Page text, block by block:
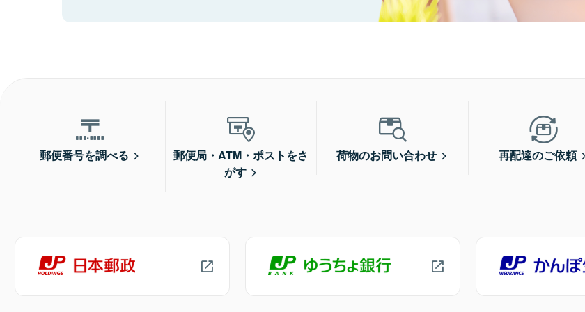
郵便番号を調べる
郵便局・ATM・ポストをさ
がす
荷物のお問い合わせ 再配達のご依頼